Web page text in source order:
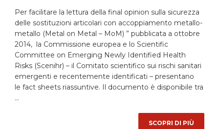
Per facilitare la lettura della final opinion sulla sicurezza
delle sostituzioni articolari con accoppiamento metallo-
metallo (Metal on Metal – MoM) ” pubblicata a ottobre
2014, la Commissione europea e lo Scientific
Committee on Emerging Newly Identified Health
Risks (Scenihr) – il Comitato scientifico sui rischi sanitari
emergenti e recentemente identificati – presentano
le fact sheets riassuntive. Il documento è disponibile tra
…
SCOPRI DI PIÙ